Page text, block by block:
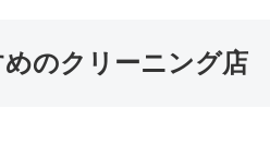
のクリーニング店